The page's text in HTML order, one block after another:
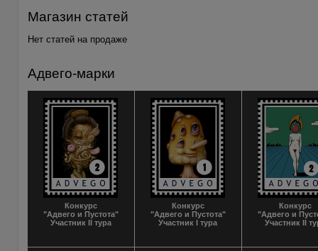
Магазин статей
Нет статей на продаже
Адвего-марки
Конкурс
"Адвего и Пустота"
Участник II тура
Конкурс
"Адвего и Пустота"
Участник I тура
Конкурс
"Адвего и
Участник II